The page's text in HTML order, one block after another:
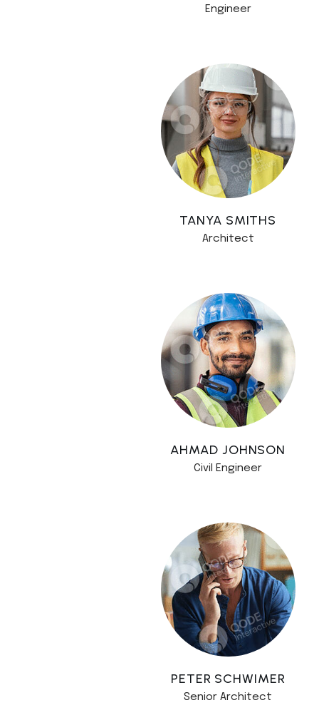
Engineer
TANYA SMITHS
Architect
AHMAD JOHNSON
Civil Engineer
PETER SCHWIMER
Senior Architect